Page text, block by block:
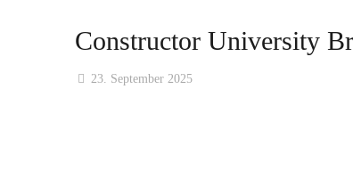
Constructor University
23. September 2025